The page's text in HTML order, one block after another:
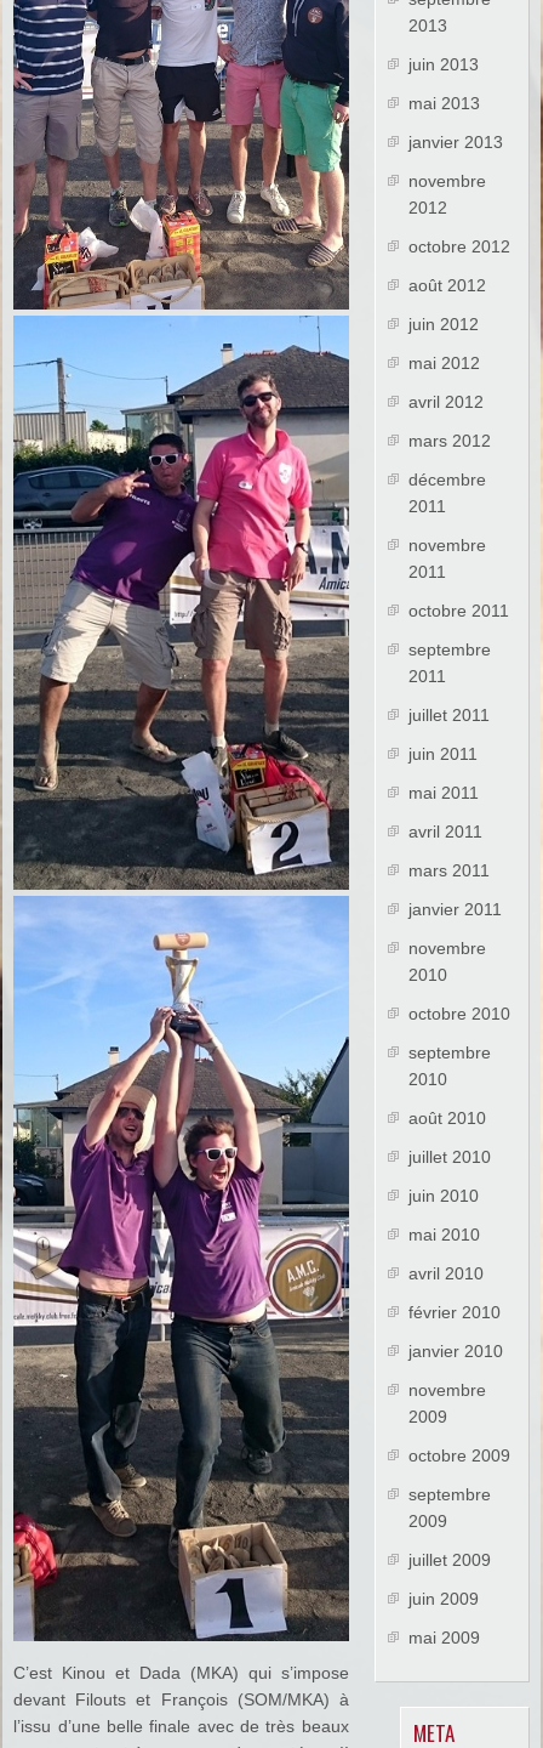
C’est Kinou et Dada (MKA) qui s’impose
devant Filouts et François (SOM/MKA) à
l’issu d’une belle finale avec de très beaux
2013
juin 2013
mai 2013
janvier 2013
novembre
2012
octobre 2012
août 2012
juin 2012
mai 2012
avril 2012
mars 2012
décembre
2011
novembre
2011
octobre 2011
septembre
2011
juillet 2011
juin 2011
mai 2011
avril 2011
mars 2011
janvier 2011
novembre
2010
octobre 2010
septembre
2010
août 2010
juillet 2010
juin 2010
mai 2010
avril 2010
février 2010
janvier 2010
novembre
2009
octobre 2009
septembre
2009
juillet 2009
juin 2009
mai 2009
META